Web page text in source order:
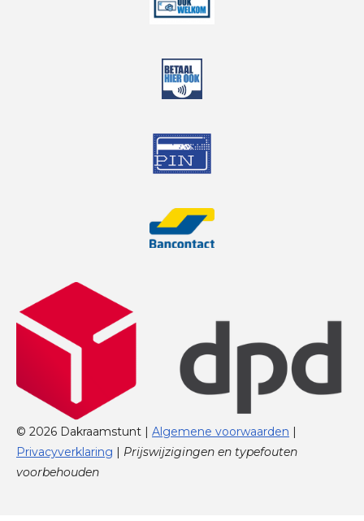
© 2026 Dakraamstunt | Algemene voorwaarden |
Privacyverklaring | Prijswijzigingen en typefouten
voorbehouden